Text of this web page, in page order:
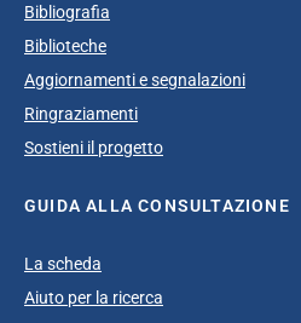
Bibliografia
Biblioteche
Aggiornamenti e segnalazioni
Ringraziamenti
Sostieni il progetto
GUIDA ALLA CONSULTAZIONE
La scheda
Aiuto per la ricerca